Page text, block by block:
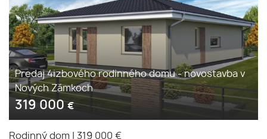
Predaj 4izbového rodinného domu - novostavba v
Nových Zámkoch
319 000€
Rodinný dom
319 000 €